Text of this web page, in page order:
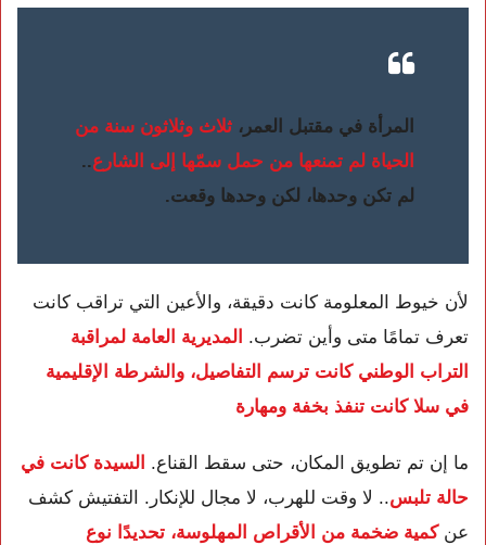
المرأة في مقتبل العمر، ثلاث وثلاثون سنة من
الحياة لم تمنعها من حمل سمّها إلى الشارع..
لم تكن وحدها، لكن وحدها وقعت.
لأن خيوط المعلومة كانت دقيقة، والأعين التي تراقب كانت
تعرف تمامًا متى وأين تضرب. المديرية العامة لمراقبة
التراب الوطني كانت ترسم التفاصيل، والشرطة الإقليمية
في سلا كانت تنفذ بخفة ومهارة
ما إن تم تطويق المكان، حتى سقط القناع. السيدة كانت في
حالة تلبس.. لا وقت للهرب، لا مجال للإنكار. التفتيش كشف
عنكمية ضخمة من الأقراص المهلوسة، تحديدًا نوع